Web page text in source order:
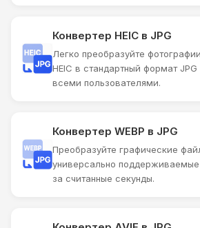
Конвертер HEIC в JPG
Легко преобразуйте
HEIC в стандартный формат
всеми пользователями.
Конвертер WEBP в JPG
Преобразуйте графические
универсально
за считанные секунды.